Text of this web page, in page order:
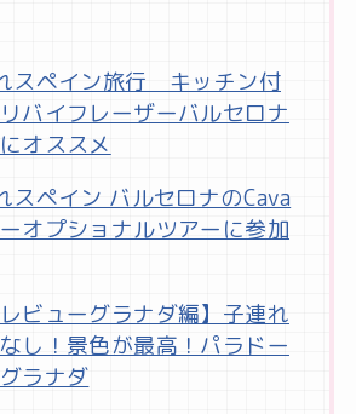
スペイン旅行 キッチン付
バイフレーザーバルセロナ
オススメ
スペイン バルセロナのCava
オプショナルツアーに参加
レビューグラナダ編】子連れ
し！景色が最高！パラドー
ラナダ